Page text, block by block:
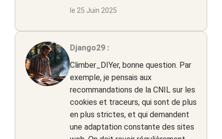
le 25 Juin 2025
Django29 :
Climber_DIYer, bonne question. Par
exemple, je pensais aux
recommandations de la CNIL sur les
cookies et traceurs, qui sont de plus
en plus strictes, et qui demandent
une adaptation constante des sites